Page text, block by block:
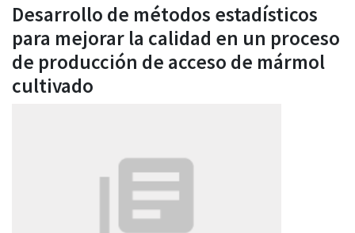
Desarrollo de métodos estadísticos
para mejorar la calidad en un proceso
de producción de acceso de mármol
cultivado